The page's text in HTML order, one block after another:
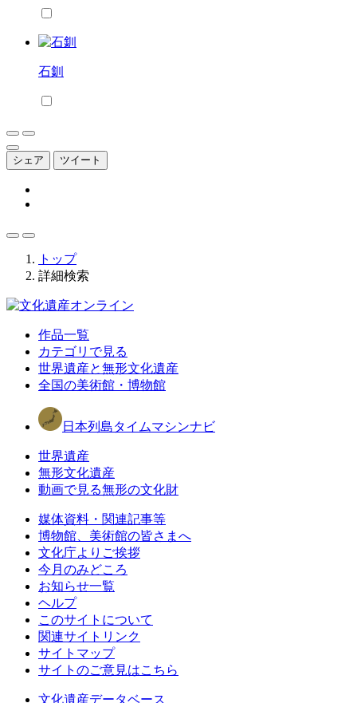
石釧
シェア ツイート
トップ
詳細検索
作品一覧
カテゴリで見る
世界遺産と無形文化遺産
全国の美術館・博物館
日本列島タイムマシンナビ
世界遺産
無形文化遺産
動画で見る無形の文化財
媒体資料・関連記事等
博物館、美術館の皆さまへ
文化庁よりご挨拶
今月のみどころ
お知らせ一覧
ヘルプ
このサイトについて
関連サイトリンク
サイトマップ
サイトのご意見はこちら
文化遺産データベース